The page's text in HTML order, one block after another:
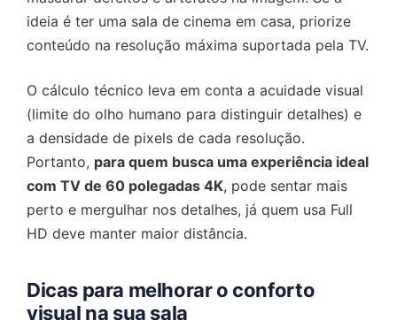
ideia é ter uma sala de cinema em casa, priorize
conteúdo na resolução máxima suportada pela TV.
O cálculo técnico leva em conta a acuidade visual
(limite do olho humano para distinguir detalhes) e
a densidade de pixels de cada resolução.
Portanto, para quem busca uma experiência ideal
com TV de 60 polegadas 4K, pode sentar mais
perto e mergulhar nos detalhes, já quem usa Full
HD deve manter maior distância.
Dicas para melhorar o conforto
visual na sua sala